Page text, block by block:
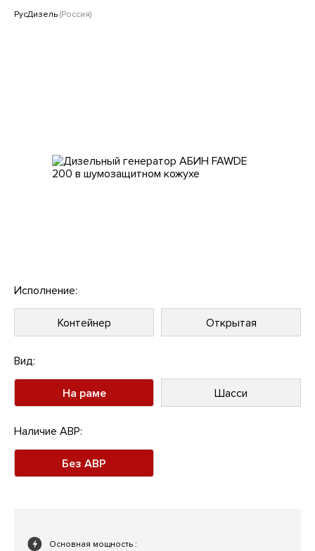
РусДизель (Россия)
Исполнение:
Контейнер Открытая
Вид:
На раме Шасси
Наличие АВР:
Без АВР
Основная мощность :